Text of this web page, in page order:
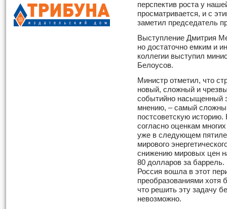
перспектив роста у
просматривается, и с
заметил председатель
Выступление Дмитрия
но достаточно емким и
коллегии выступил
Белоусов.
Министр отметил, что
новый, сложный и
событийно насыщенный
мнению, – самый
постсоветскую историю.
согласно оценкам
уже в следующем
мирового
снижению мировых цен
80 долларов за
Россия вошла в этот
преобразованиями хотя
что решить эту задачу
невозможно.